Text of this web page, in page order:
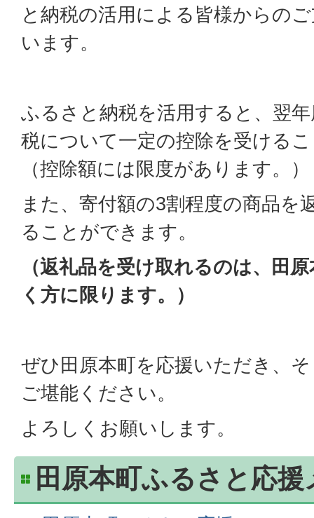
と納税の活用による皆様からの
います。
ふるさと納税を活用すると、翌
税について一定の控除を受ける
（控除額には限度があります。）
また、寄付額の3割程度の商品を
ることができます。
（返礼品を受け取れるのは、田
く方に限ります。）
ぜひ田原本町を応援いただき、
ご堪能ください。
よろしくお願いします。
田原本町ふるさと応